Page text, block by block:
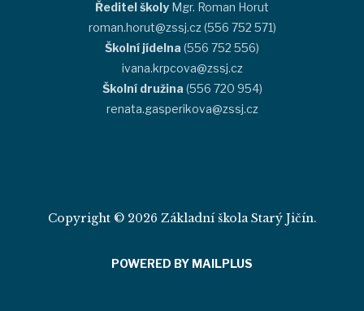
Ředitel školy Mgr. Roman Horut
roman.horut@zssj.cz (556 752 571)
Školní jídelna (556 752 556)
ivana.krpcova@zssj.cz
Školní družina (556 720 954)
renata.gasperikova@zssj.cz
Copyright © 2026 Základní škola Starý Jičín.
POWERED BY MAILPLUS